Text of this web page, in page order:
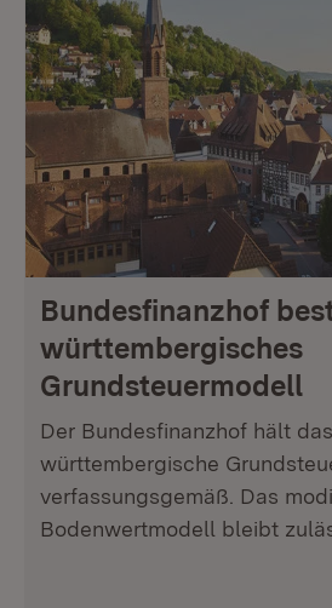
Bundesfinanzhof
württembergisches
Grundsteuermodell
Der Bundesfinanzhof hält
württembergische
verfassungsgemäß. Das
Bodenwertmodell bleibt